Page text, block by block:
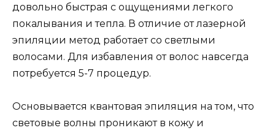
довольно быстрая с ощущениями легкого
покалывания и тепла. В отличие от лазерной
эпиляции метод работает со светлыми
волосами. Для избавления от волос навсегда
потребуется 5-7 процедур.
Основывается квантовая эпиляция на том, что
световые волны проникают в кожу и